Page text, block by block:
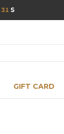
30
GIFT CARD